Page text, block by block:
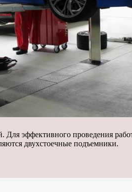
эффективного проведения
двухстоечные подъемники.